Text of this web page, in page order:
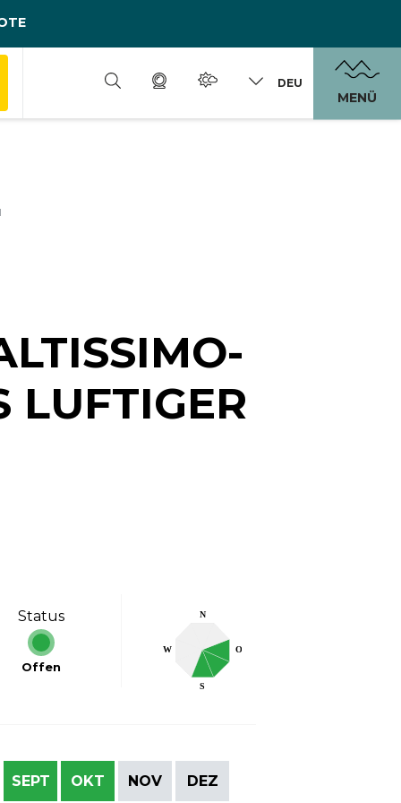
DEU
MENÜ
LUFTIGER
Status
Offen
W
S
O
N
SEPT OKT NOV DEZ